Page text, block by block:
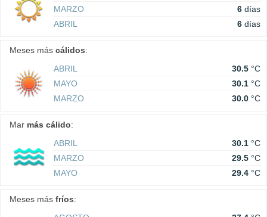
MARZO
6 días
ABRIL
6 días
Meses más cálidos:
ABRIL
30.5 °C
MAYO
30.1 °C
MARZO
30.0 °C
Mar más cálido:
ABRIL
30.1 °C
MARZO
29.5 °C
MAYO
29.4 °C
Meses más fríos: